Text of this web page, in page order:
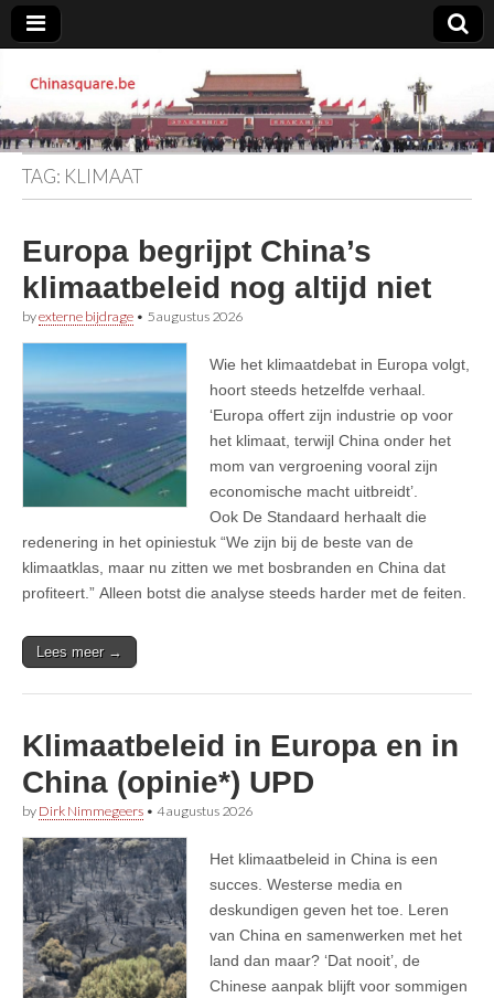
Chinasquare.be
TAG: KLIMAAT
Europa begrijpt China’s
klimaatbeleid nog altijd niet
byexterne bijdrage • 5 augustus 2026
Wie het klimaatdebat in Europa volgt,
hoort steeds hetzelfde verhaal.
‘Europa offert zijn industrie op voor
het klimaat, terwijl China onder het
mom van vergroening vooral zijn
economische macht uitbreidt’.
Ook De Standaard herhaalt die
redenering in het opiniestuk “We zijn bij de beste van de
klimaatklas, maar nu zitten we met bosbranden en China dat
profiteert.” Alleen botst die analyse steeds harder met de feiten.
Lees meer →
Klimaatbeleid in Europa en in
China (opinie*) UPD
by Dirk Nimmegeers • 4 augustus 2026
Het klimaatbeleid in China is een
succes. Westerse media en
deskundigen geven het toe. Leren
van China en samenwerken met het
land dan maar? ‘Dat nooit’, de
Chinese aanpak blijft voor sommigen